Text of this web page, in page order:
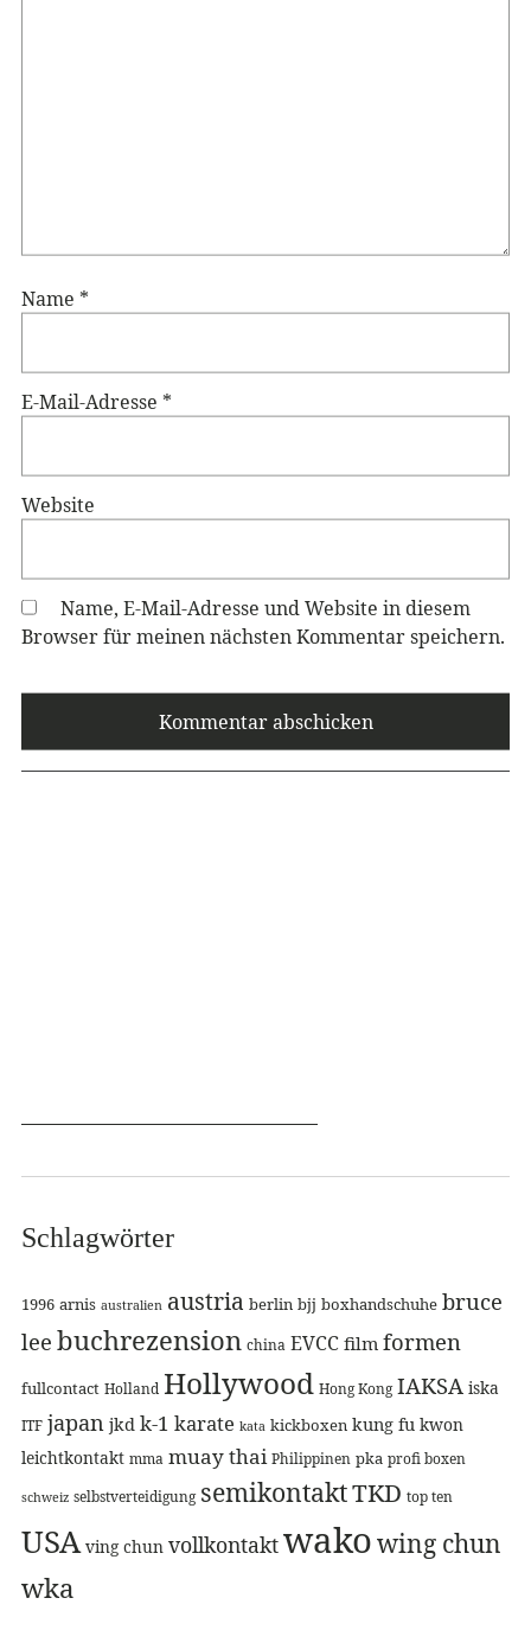
Name *
E-Mail-Adresse *
Website
Name, E-Mail-Adresse und Website in diesem
Browser für meinen nächsten Kommentar speichern.
Schlagwörter
1996 arnis australien austria berlin bjj boxhandschuhe bruce
lee buchrezension china EVCC film formen
fullcontact Holland Hollywood Hong Kong IAKSA iska
ITF japan jkd k-1 karate kata kickboxen kung fu kwon
leichtkontakt mma muay thai Philippinen pka profi boxen
schweiz selbstverteidigung semikontaktTKD top ten
USA ving chun vollkontaktwakowing chun
wka